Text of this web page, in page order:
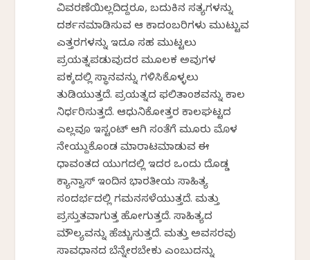
ವಿವರಣೆಯಿಲ್ಲದಿದ್ದರೂ, ಬದುಕಿನ ಸತ್ಯಗಳನ್ನು
ದರ್ಶನಮಾಡಿಸುವ ಆ ಕಾದಂಬರಿಗಳು ಮುಟ್ಟುವ
ಎತ್ತರಗಳನ್ನು ಇದೂ ಸಹ ಮುಟ್ಟಲು
ಪ್ರಯತ್ನಪಡುವುದರ ಮೂಲಕ ಅವುಗಳ
ಪಕ್ಕದಲ್ಲಿ ಸ್ಥಾನವನ್ನು ಗಳಿಸಿಕೊಳ್ಳಲು
ತುಡಿಯುತ್ತದೆ. ಪ್ರಯತ್ನದ ಫಲಿತಾಂಶವನ್ನು ಕಾಲ
ನಿರ್ಧರಿಸುತ್ತದೆ. ಆಧುನಿಕೋತ್ತರ ಕಾಲಘಟ್ಟದ
ಎಲ್ಲವೂ ಇಸ್ಟಂಟ್ ಆಗಿ ಸಂತೆಗೆ ಮೂರು ಮೊಳ
ನೇಯ್ದುಕೊಂಡ ಮಾರಾಟಮಾಡುವ ಈ
ಧಾವಂತದ ಯುಗದಲ್ಲಿ ಇದರ ಒಂದು ದೊಡ್ಡ
ಕ್ಯಾನ್ವಾಸ್ ಇಂದಿನ ಭಾರತೀಯ ಸಾಹಿತ್ಯ
ಸಂದರ್ಭದಲ್ಲಿ ಗಮನಸಳೆಯುತ್ತದೆ. ಮತ್ತು
ಪ್ರಸ್ತುತವಾಗುತ್ತ ಹೋಗುತ್ತದೆ. ಸಾಹಿತ್ಯದ
ಮೌಲ್ಯವನ್ನು ಹೆಚ್ಚುಸುತ್ತದೆ. ಮತ್ತು ಅವಸರವು
ಸಾವಧಾನದ ಬೆನ್ನೇರಬೇಕು ಎಂಬುದನ್ನು